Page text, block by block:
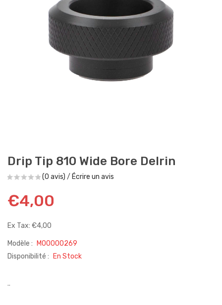
Drip Tip 810 Wide Bore Delrin
(0 avis) / Écrire un avis
€4,00
Ex Tax: €4,00
Modèle :
M00000269
Disponibilité :
En Stock
..